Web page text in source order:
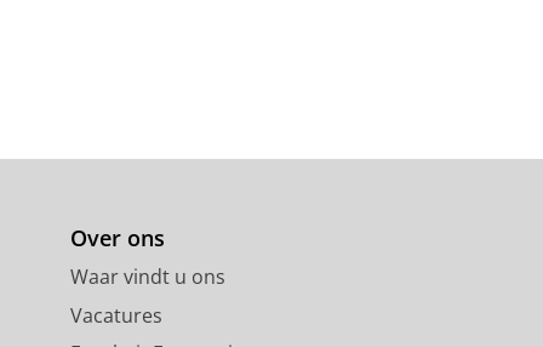
Over ons
Waar vindt u ons
Vacatures